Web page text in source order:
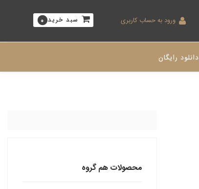
ورود به حساب کاربری سبد خرید 0
دانلود رایگان
محصولات هم گروه